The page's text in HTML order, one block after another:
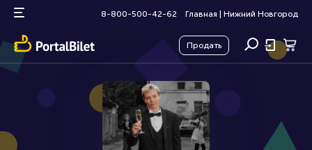
8-800-500-42-62 Главная Нижний Новгород
Продать